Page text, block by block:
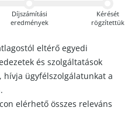
Díjszámítási
eredmények
Kérését
rögzítettük
eltérő egyedi
és szolgáltatások
hívja ügyfélszolgálatunkat a
elérhető összes releváns